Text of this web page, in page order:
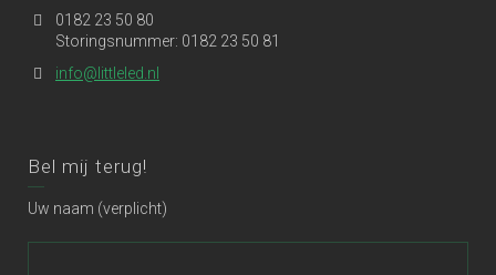
0182 23 50 80
Storingsnummer: 0182 23 50 81
info@littleled.nl
Bel mij terug!
Uw naam (verplicht)